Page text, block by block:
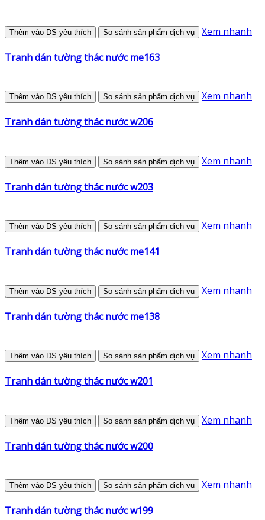
Thêm vào DS yêu thích So sánh sản phẩm dịch vụ Xem nhanh
Tranh dán tường thác nước me163
Thêm vào DS yêu thích So sánh sản phẩm dịch vụ Xem nhanh
Tranh dán tường thác nước w206
Thêm vào DS yêu thích So sánh sản phẩm dịch vụ Xem nhanh
Tranh dán tường thác nước w203
Thêm vào DS yêu thích So sánh sản phẩm dịch vụ Xem nhanh
Tranh dán tường thác nước me141
Thêm vào DS yêu thích So sánh sản phẩm dịch vụ Xem nhanh
Tranh dán tường thác nước me138
Thêm vào DS yêu thích So sánh sản phẩm dịch vụ Xem nhanh
Tranh dán tường thác nước w201
Thêm vào DS yêu thích So sánh sản phẩm dịch vụ Xem nhanh
Tranh dán tường thác nước w200
Thêm vào DS yêu thích So sánh sản phẩm dịch vụ Xem nhanh
Tranh dán tường thác nước w199